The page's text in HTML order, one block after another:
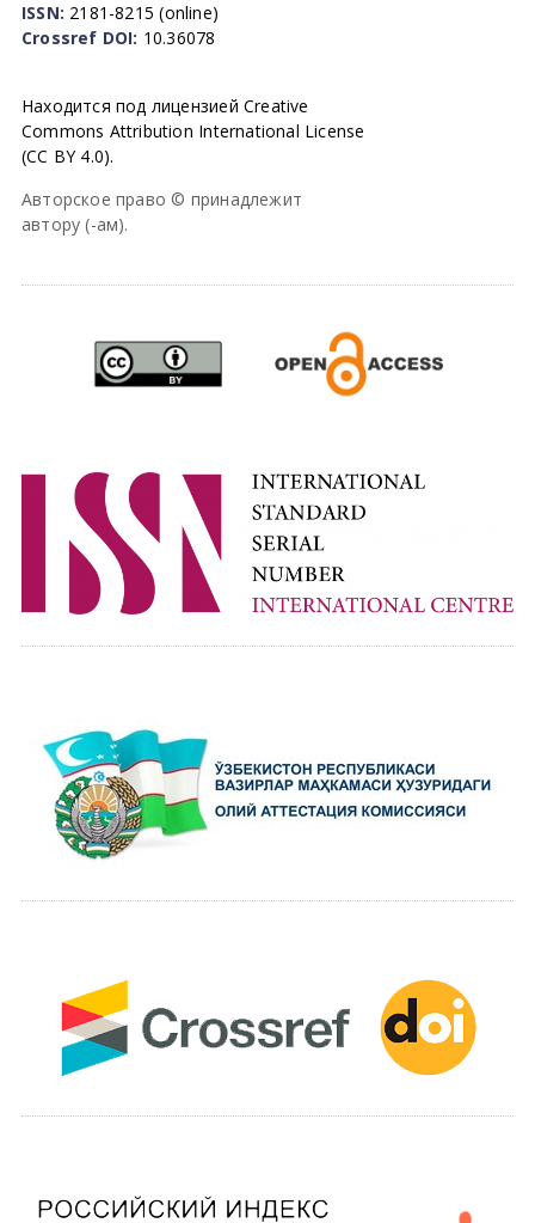
ISSN: 2181-8215 (online)
Crossref DOI: 10.36078
Находится под лицензией Creative
Commons Attribution International License
(CC BY 4.0).
Авторское право © принадлежит
автору (-ам).